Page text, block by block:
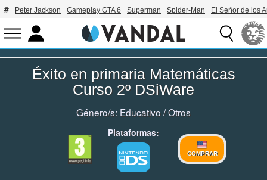
Peter Jackson Gameplay GTA 6 Superman Spider-Man El Señor de los
Éxito en primaria Matemáticas
Curso 2º DSiWare
Género/s: Educativo /Otros
Plataformas:
COMPRAR